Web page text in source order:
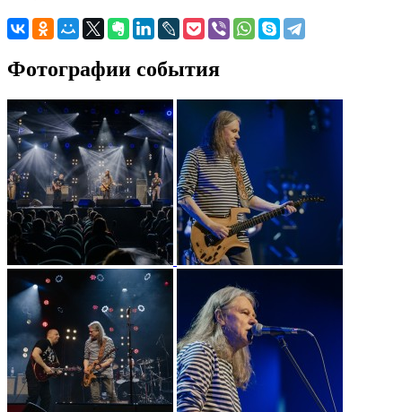
Фотографии события